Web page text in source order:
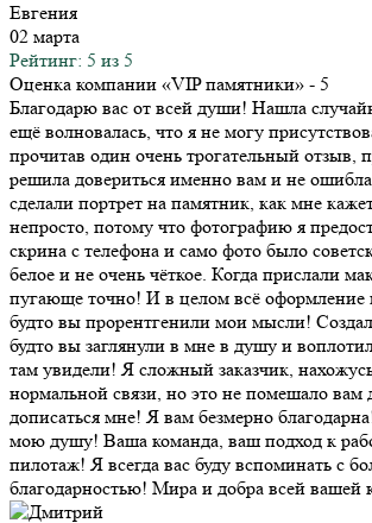
Евгения
02 марта
Рейтинг: 5 из 5
Оценка компании «VIP памятники» - 5
Благодарю вас от всей души! Нашла
ещё волновалась, что я не могу
прочитав один очень трогательный отзыв,
решила довериться именно вам и не
сделали портрет на памятник, как мне
непросто, потому что фотографию я
скрина с телефона и само фото было
белое и не очень чёткое. Когда прислали
пугающе точно! И в целом всё оформление
будто вы прорентгенили мои мысли!
будто вы заглянули в мне в душу и
там увидели! Я сложный заказчик,
нормальной связи, но это не помешало вам
дописаться мне! Я вам безмерно
мою душу! Ваша команда, ваш подход к
пилотаж! Я всегда вас буду вспоминать с
благодарностью! Мира и добра всей вашей